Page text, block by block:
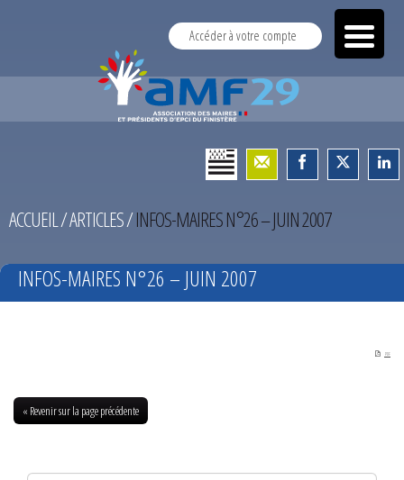
Accéder à votre compte
ACCUEIL/ARTICLES/INFOS-MAIRES N°26 – JUIN 2007
INFOS-MAIRES N°26 – JUIN 2007
PDF
« Revenir sur la page précédente